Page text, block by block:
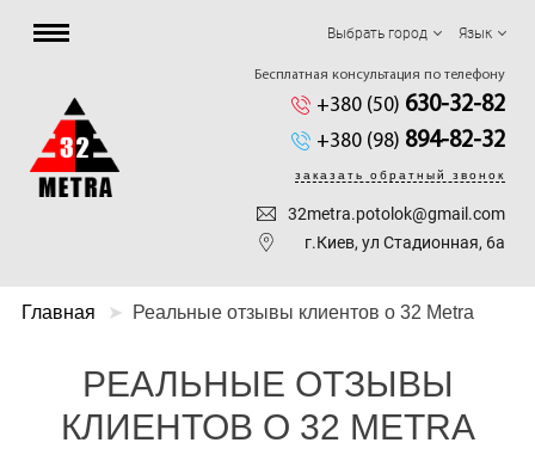
Выбрать город Язык
Бесплатная консультация по телефону
+380 (50) 630-32-82
+380 (98) 894-82-32
заказать обратный звонок
32metra.potolok@gmail.com
г.Киев, ул Стадионная, 6а
Главная Реальные отзывы клиентов о 32 Metra
РЕАЛЬНЫЕ ОТЗЫВЫ
КЛИЕНТОВ О 32 METRA